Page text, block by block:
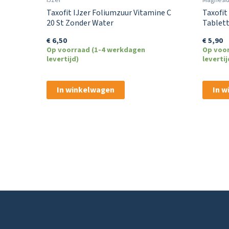
Taxofit IJzer Foliumzuur Vitamine C
20 St Zonder Water
€6,50
Op voorraad (1-4 werkdagen
levertijd)
In winkelwagen
Taxofit
€5,90
Op
In